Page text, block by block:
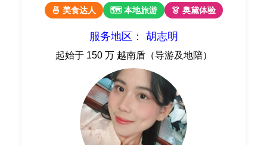
🍜 美食达人 🗺 本地旅游 👗 奥黛体验
服务地区： 胡志明
起始于 150 万 越南盾（导游及地陪）